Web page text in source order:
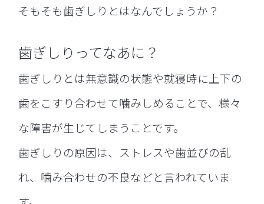
そもそも歯ぎしりとはなんでしょうか？
歯ぎしりってなあに？
歯ぎしりとは無意識の状態や就寝時に上下の
歯をこすり合わせて噛みしめることで、様々
な障害が生じてしまうことです。
歯ぎしりの原因は、ストレスや歯並びの乱
れ、噛み合わせの不良などと言われていま